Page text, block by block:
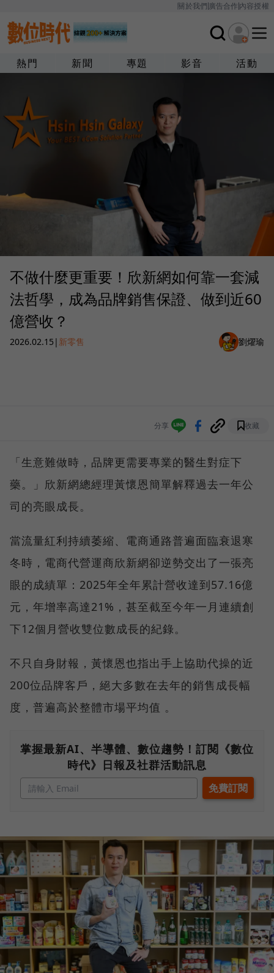
關於我們廣告合作內容授權
熱門 新聞 專題 影音 活動
不做什麼更重要！欣新網如何靠一套減
法哲學，成為品牌銷售保證、做到近60
億營收？
2026.02.15 | 新零售 劉燿瑜
分享 收藏
「生意難做時，品牌更需要專業的醫生對症下
藥。」欣新網總經理黃懷恩簡單解釋過去一年公
司的亮眼成長。
當流量紅利持續萎縮、電商通路普遍面臨衰退寒
冬時，電商代營運商欣新網卻逆勢交出了一張亮
眼的成績單：2025年全年累計營收達到57.16億
元，年增率高達21%，甚至截至今年一月連續創
下12個月營收雙位數成長的紀錄。
不只自身財報，黃懷恩也指出手上協助代操的近
200位品牌客戶，絕大多數在去年的銷售成長幅
度，普遍高於整體市場平均值 。
掌握最新AI、半導體、數位趨勢！訂閱《數位
時代》日報及社群活動訊息